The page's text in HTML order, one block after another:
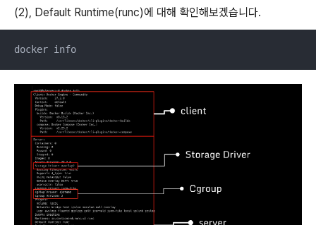
(2), Default Runtime(runc)에 대해 확인해보겠습니다.
docker info